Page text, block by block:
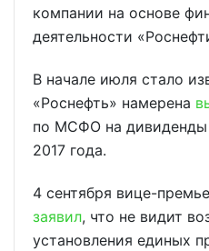
компании на основе
деятельности
В начале июля стало
«Роснефть» намерена
по МСФО на дивиденды
2017 года.
4 сентября вице-
заявил, что не видит
установления единых